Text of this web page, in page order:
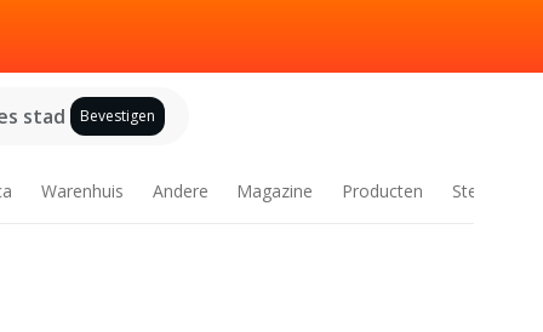
stad Bevestigen
Warenhuis Andere Magazine Producten Steden